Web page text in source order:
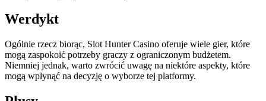
Werdykt
Ogólnie rzecz biorąc, Slot Hunter Casino oferuje wiele gier, które
mogą zaspokoić potrzeby graczy z ograniczonym budżetem.
Niemniej jednak, warto zwrócić uwagę na niektóre aspekty, które
mogą wpłynąć na decyzję o wyborze tej platformy.